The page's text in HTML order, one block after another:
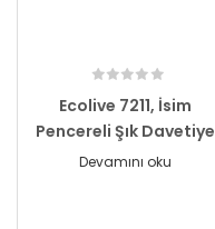
Ecolive 7211, İsim
Pencereli Şık Davetiye
Devamını oku